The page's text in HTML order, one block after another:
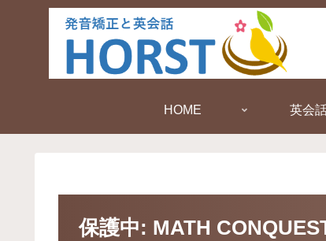
HOME 英会
保護中: MATH